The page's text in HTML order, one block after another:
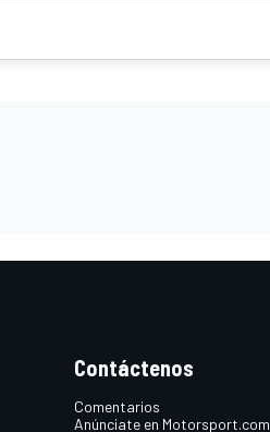
Contáctenos
Comentarios
Anúnciate en Motorsport.com